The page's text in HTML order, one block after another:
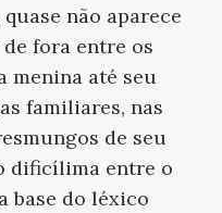
não aparece
fora entre os
menina até seu
familiares, nas
de seu
dificílima entre o
base do léxico